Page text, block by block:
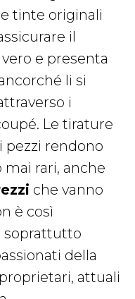
tinte originali
il
e presenta
li si
i
Le tirature
pezzi rendono
rari, anche
che vanno
è così
soprattutto
della
attuali